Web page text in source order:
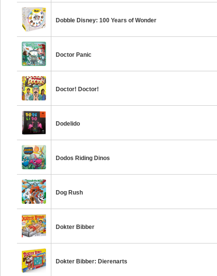
Dobble Disney: 100 Years of Wonder
Doctor Panic
Doctor! Doctor!
Dodelido
Dodos Riding Dinos
Dog Rush
Dokter Bibber
Dokter Bibber: Dierenarts